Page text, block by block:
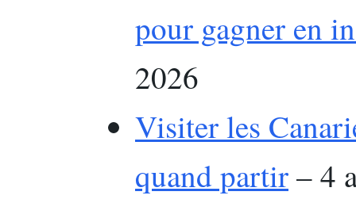
pour gagner en
2026
Visiter les
quand partir– 4